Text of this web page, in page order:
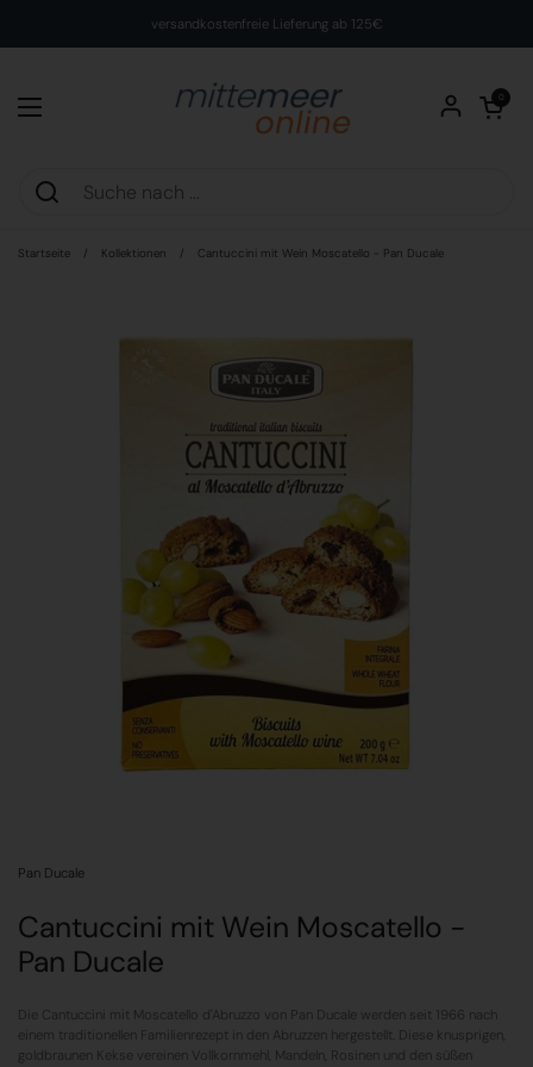
versandkostenfreie Lieferung ab 125€
Menü öffnen
Warenkorb
0
Startseite / Kollektionen / Cantuccini mit Wein Moscatello - Pan Ducale
Pan Ducale
Cantuccini mit Wein Moscatello -
Pan Ducale
Die Cantuccini mit Moscatello d'Abruzzo von Pan Ducale werden seit 1966 nach
einem traditionellen Familienrezept in den Abruzzen hergestellt. Diese knusprigen,
goldbraunen Kekse vereinen Vollkornmehl, Mandeln, Rosinen und den süßen